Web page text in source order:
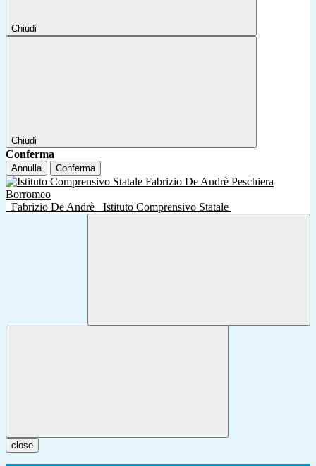
Chiudi
Chiudi
Conferma
Annulla Conferma
Fabrizio De Andrè Istituto Comprensivo Statale
close